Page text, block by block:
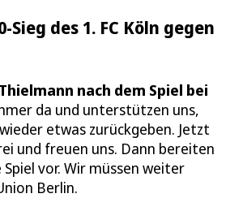
Sieg des 1. FC Köln gegen
nach dem Spiel bei
da und unterstützen uns,
etwas zurückgeben. Jetzt
und freuen uns. Dann bereiten
vor. Wir müssen weiter
Berlin.